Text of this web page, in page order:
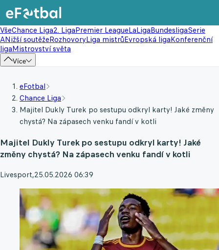
VšeChance Liga2. LigaPremier LeagueLaLigaBundesligaSerie
ANižší soutěžeRozhovoryLiga mistrůEvropská ligaKonferenční
ligaMistrovství světa
Více
eFotbal
Chance Liga
Majitel Dukly Turek po sestupu odkryl karty! Jaké změny
chystá? Na zápasech venku fandí v kotli
Majitel Dukly Turek po sestupu odkryl karty! Jaké
změny chystá? Na zápasech venku fandí v kotli
Livesport,25.05.2026 06:39